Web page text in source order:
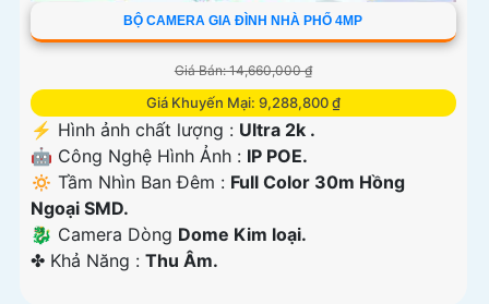
BỘ CAMERA GIA ĐÌNH NHÀ PHỐ 4MP
Giá Bán: 14,660,000 ₫
Giá Khuyến Mại: 9,288,800 ₫
️⚡ Hình ảnh chất lượng : Ultra 2k .
🤖️ Công Nghệ Hình Ảnh : IP POE.
🔅 Tầm Nhìn Ban Đêm : Full Color 30m Hồng
Ngoại SMD.
🐉️ Camera Dòng Dome Kim loại.
️✤ Khả Năng : Thu Âm.